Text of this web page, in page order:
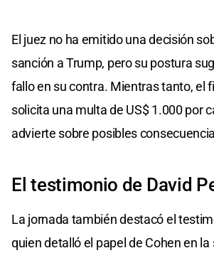
El juez no ha emitido una decisión
sanción a Trump, pero su postura
fallo en su contra. Mientras tanto, el
solicita una multa de US$ 1.000 por
advierte sobre posibles
El testimonio de David
La jornada también destacó el
quien detalló el papel de Cohen en